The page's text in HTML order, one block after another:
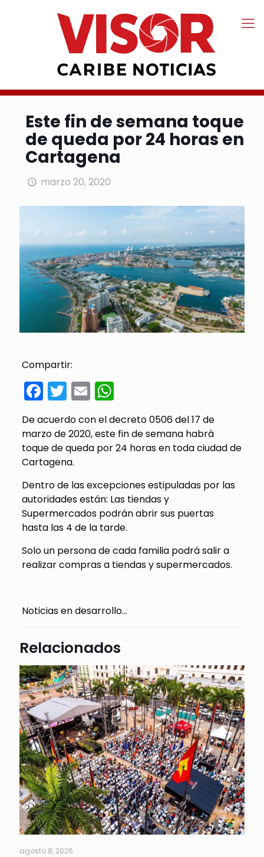
Este fin de semana toque
de queda por 24 horas en
Cartagena
marzo 20, 2020
Compartir:
Facebook
Twitter
EmailWhatsApp
De acuerdo con el decreto 0506 del 17 de
marzo de 2020, este fin de semana habrá
toque de queda por 24 horas en toda ciudad de
Cartagena.
Dentro de las excepciones estipuladas por las
autoridades están: Las tiendas y
Supermercados podrán abrir sus puertas
hasta las 4 de la tarde.
Solo un persona de cada familia podrá salir a
realizar compras a tiendas y supermercados.
Noticias en desarrollo…
Relacionados
agosto 8, 2026